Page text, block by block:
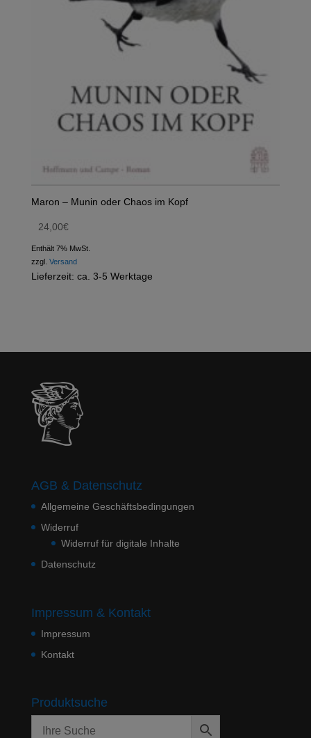
Maron – Munin oder Chaos im Kopf
24,00€
Enthält 7% MwSt.
zzgl. Versand
Lieferzeit: ca. 3-5 Werktage
AGB & Datenschutz
Allgemeine Geschäftsbedingungen
Widerruf
Widerruf für digitale Inhalte
Datenschutz
Impressum & Kontakt
Impressum
Kontakt
Produktsuche